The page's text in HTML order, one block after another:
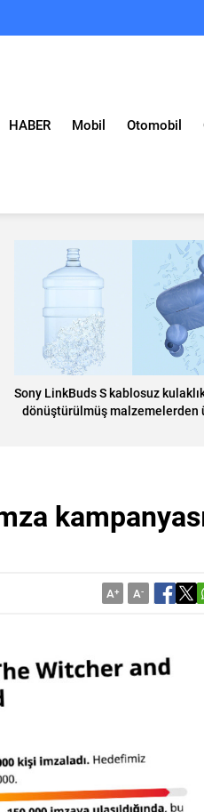
HABER Mobil Otomobil
Sony LinkBuds S kablosuz
dönüştürülmüş malzemelerden
A+ A-